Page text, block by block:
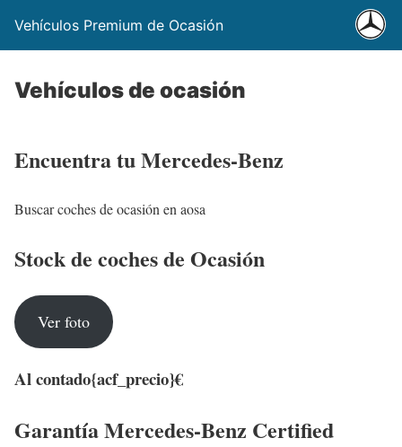
Vehículos Premium de Ocasión
Vehículos de ocasión
Encuentra tu Mercedes-Benz
Buscar coches de ocasión en aosa
Stock de coches de Ocasión
Ver foto
Al contado{acf_precio}€
Garantía Mercedes-Benz Certified